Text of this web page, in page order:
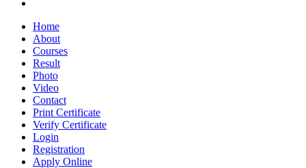
Home
About
Courses
Result
Photo
Video
Contact
Print Certificate
Verify Certificate
Login
Registration
Apply Online